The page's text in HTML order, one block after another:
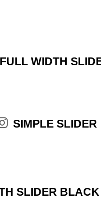
FULL WIDTH
SIMPLE SLIDER
SLIDER